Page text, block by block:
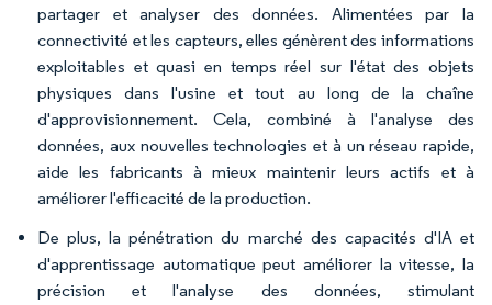
partager et analyser des données. Alimentées par la
connectivité et les capteurs, elles génèrent des informations
exploitables et quasi en temps réel sur l'état des objets
physiques dans l'usine et tout au long de la chaîne
d'approvisionnement. Cela, combiné à l'analyse des
données, aux nouvelles technologies et à un réseau rapide,
aide les fabricants à mieux maintenir leurs actifs et à
améliorer l'efficacité de la production.
De plus, la pénétration du marché des capacités d'IA et
d'apprentissage automatique peut améliorer la vitesse, la
précision et l'analyse des données, stimulant